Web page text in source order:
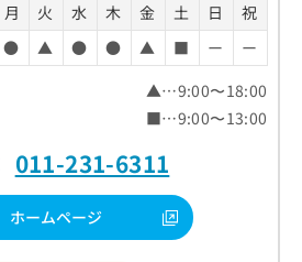
月 火 水 木 金 土 日
祝
● ▲ ● ● ▲ ■ ー
ー
▲…9:00〜18:00
■…9:00〜13:00
011-231-6311
ホームページ